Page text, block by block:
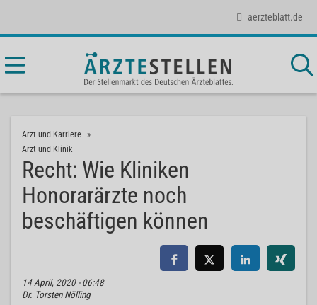
aerzteblatt.de
Arzt und Karriere
Arzt und Klinik
Recht: Wie Kliniken
Honorarärzte noch
beschäftigen können
14 April, 2020 - 06:48
Dr. Torsten Nölling